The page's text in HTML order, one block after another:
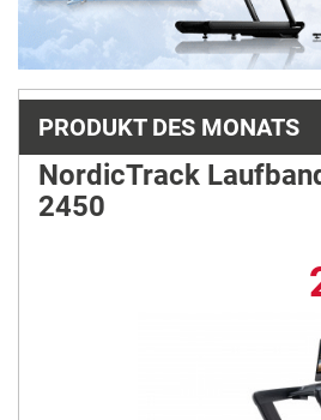
PRODUKT DES MONATS
NordicTrack
2450